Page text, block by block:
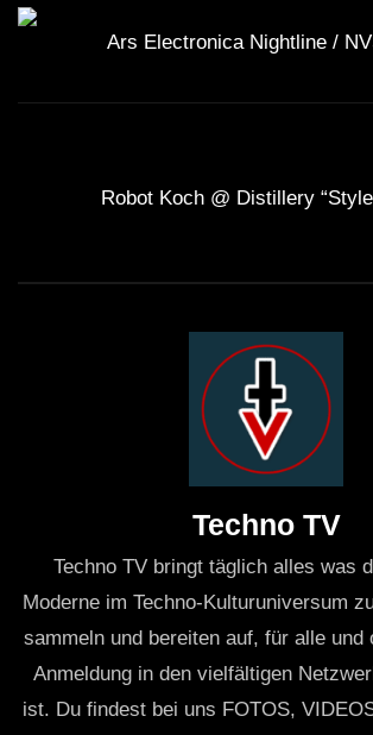
Ars Electronica Nightline /
Robot Koch @ Distillery
Techno TV
Techno TV bringt täglich alles was
Moderne im Techno-Kulturuniversum
sammeln und bereiten auf, für alle und
Anmeldung in den vielfältigen
ist. Du findest bei uns FOTOS,